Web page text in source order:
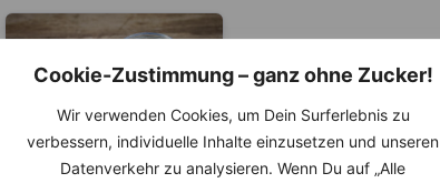
Cookie-Zustimmung – ganz ohne Zucker!
Wir verwenden Cookies, um Dein Surferlebnis zu
verbessern, individuelle Inhalte einzusetzen und unseren
Datenverkehr zu analysieren. Wenn Du auf „Alle
LEBENSMITTEL